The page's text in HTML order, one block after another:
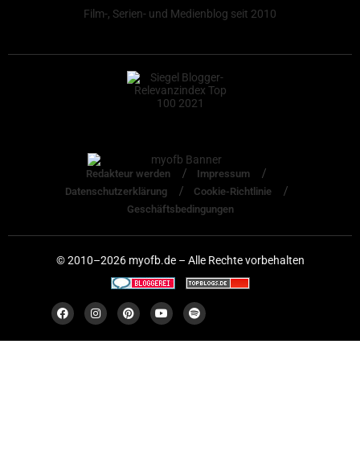
Film-, Serien- und Medienblog seit 2010
Redakteur werden
Impressum
Datenschutzerklärung
Cookie-Richtlinie
Geschäftsbedingungen
© 2010–2026 myofb.de – Alle Rechte vorbehalten